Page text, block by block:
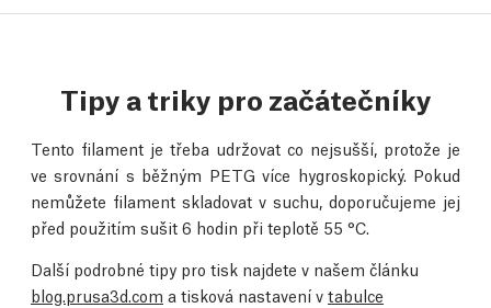
Tipy a triky pro začátečníky
Tento filament je třeba udržovat co nejsušší, protože je
ve srovnání s běžným PETG více hygroskopický. Pokud
nemůžete filament skladovat v suchu, doporučujeme jej
před použitím sušit 6 hodin při teplotě 55 °C.
Další podrobné tipy pro tisk najdete v našem článku
blog.prusa3d.com a tisková nastavení v tabulce